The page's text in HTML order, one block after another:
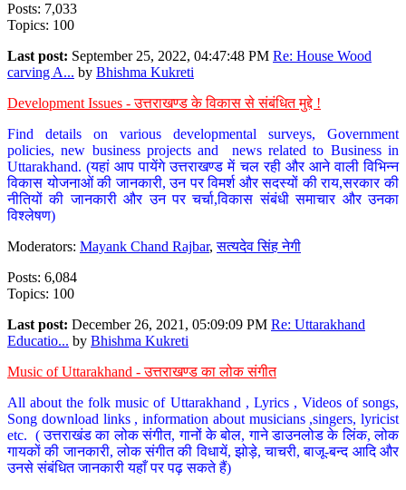
Posts: 7,033
Topics: 100
Last post: September 25, 2022, 04:47:48 PM Re: House Wood
carving A... by Bhishma Kukreti
Development Issues - उत्तराखण्ड के विकास से संबंधित मुद्दे !
Find details on various developmental surveys, Government
policies, new business projects and news related to Business in
Uttarakhand. (यहां आप पायेंगे उत्तराखण्ड में चल रही और आने वाली विभिन्न
विकास योजनाओं की जानकारी, उन पर विमर्श और सदस्यों की राय,सरकार की
नीतियों की जानकारी और उन पर चर्चा,विकास संबंधी समाचार और उनका
विश्लेषण)
Moderators: Mayank Chand Rajbar,सत्यदेव सिंह नेगी
Posts: 6,084
Topics: 100
Last post: December 26, 2021, 05:09:09 PM Re: Uttarakhand
Educatio... by Bhishma Kukreti
Music of Uttarakhand - उत्तराखण्ड का लोक संगीत
All about the folk music of Uttarakhand , Lyrics , Videos of songs,
Song download links , information about musicians ,singers, lyricist
etc. ( उत्तराखंड का लोक संगीत, गानों के बोल, गाने डाउनलोड के लिंक, लोक
गायकों की जानकारी, लोक संगीत की विधायें, झोड़े, चाचरी, बाजू-बन्द आदि और
उनसे संबंधित जानकारी यहाँ पर पढ़ सकते हैं)